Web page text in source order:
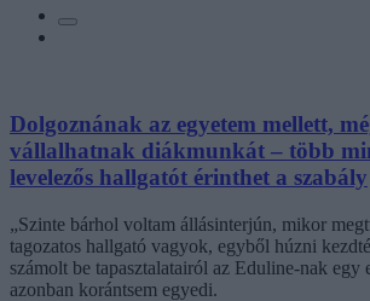
Dolgoznának az egyetem mellett,
vállalhatnak diákmunkát – több
levelezős hallgatót érinthet a szabály
„Szinte bárhol voltam állásinterjún, mikor
tagozatos hallgató vagyok, egyből húzni
számolt be tapasztalatairól az Eduline-nak egy
azonban korántsem egyedi.